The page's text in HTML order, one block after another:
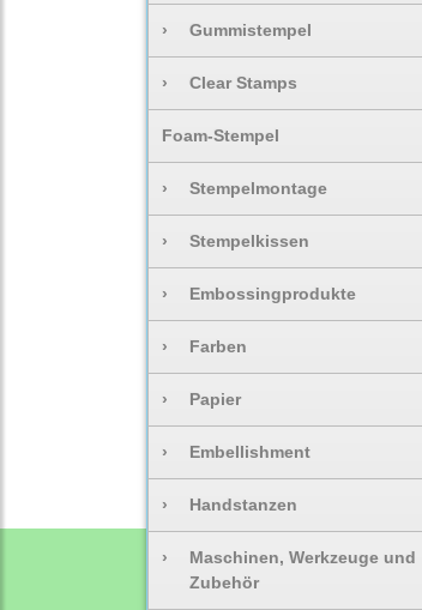
› Gummistempel
› Clear Stamps
Foam-Stempel
› Stempelmontage
› Stempelkissen
› Embossingprodukte
› Farben
› Papier
› Embellishment
› Handstanzen
›
Maschinen, Werkzeuge und
Zubehör